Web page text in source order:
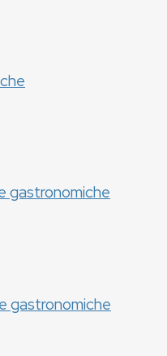
gastronomiche
gastronomiche